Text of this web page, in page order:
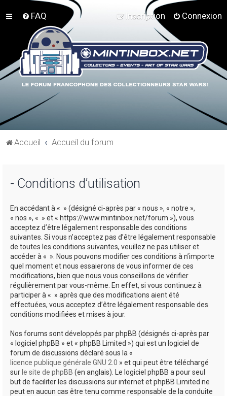
FAQ Connexion
Inscription
Accueil Accueil du forum
- Conditions d’utilisation
En accédant à « » (désigné ci-après par « nous », « notre »,
« nos », « » et « https://www.mintinbox.net/forum »), vous
acceptez d’être légalement responsable des conditions
suivantes. Si vous n’acceptez pas d’être légalement responsable
de toutes les conditions suivantes, veuillez ne pas utiliser et
accéder à « ». Nous pouvons modifier ces conditions à n’importe
quel moment et nous essaierons de vous informer de ces
modifications, bien que nous vous conseillons de vérifier
régulièrement par vous-même. En effet, si vous continuez à
participer à « » après que des modifications aient été
effectuées, vous acceptez d’être légalement responsable des
conditions modifiées et mises à jour.
Nos forums sont développés par phpBB (désignés ci-après par
« logiciel phpBB » et « phpBB Limited ») qui est un logiciel de
forum de discussions déclaré sous la «
licence publique générale GNU 2.0 » et qui peut être téléchargé
sur le site de phpBB (en anglais). Le logiciel phpBB a pour seul
but de faciliter les discussions sur internet et phpBB Limited ne
peut en aucun cas être tenu comme responsable de la conduite